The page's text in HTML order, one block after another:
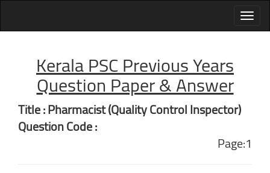
Kerala PSC Previous Years
Question Paper & Answer
Title : Pharmacist (Quality Control Inspector)
Question Code :
Page:1